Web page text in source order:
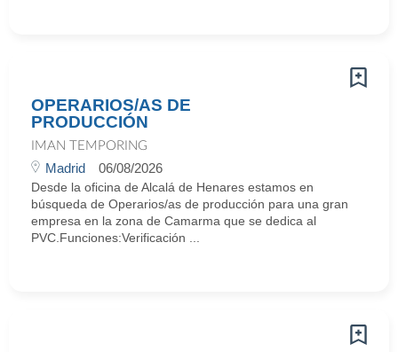
OPERARIOS/AS DE
PRODUCCIÓN
IMAN TEMPORING
Madrid 06/08/2026
Desde la oficina de Alcalá de Henares estamos en
búsqueda de Operarios/as de producción para una gran
empresa en la zona de Camarma que se dedica al
PVC.Funciones:Verificación ...